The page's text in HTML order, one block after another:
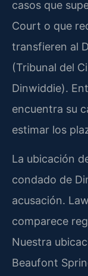
casos que
Court o que
transfieren al
(Tribunal del
Dinwiddie).
encuentra su
estimar los
La ubicación
condado de
acusación.
comparece
Nuestra
Beaufont